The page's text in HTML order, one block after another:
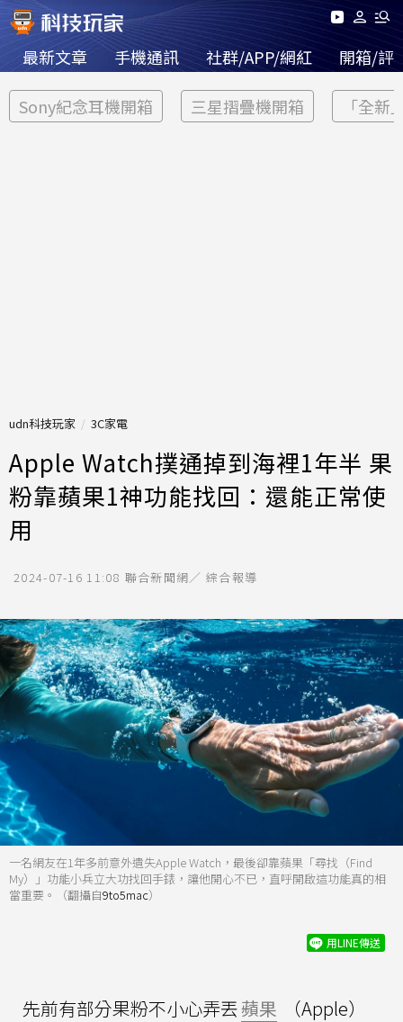
最新文章 手機通訊 社群/APP/網紅 開箱/評
Sony紀念耳機開箱 三星摺疊機開箱 「全新
udn科技玩家 3C家電
Apple Watch撲通掉到海裡1年半 果
粉靠蘋果1神功能找回：還能正常使
用
2024-07-16 11:08 聯合新聞網／ 綜合報導
一名網友在1年多前意外遺失Apple Watch，最後卻靠蘋果「尋找（Find
My）」功能小兵立大功找回手錶，讓他開心不已，直呼開啟這功能真的相
當重要。（翻攝自9to5mac）
用LINE傳送
先前有部分果粉不小心弄丟蘋果
（Apple）